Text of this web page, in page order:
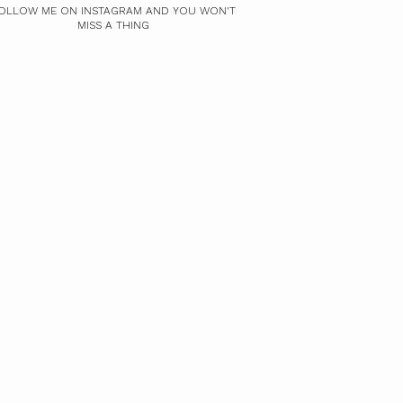
ME ON INSTAGRAM AND YOU WON'T
MISS A THING